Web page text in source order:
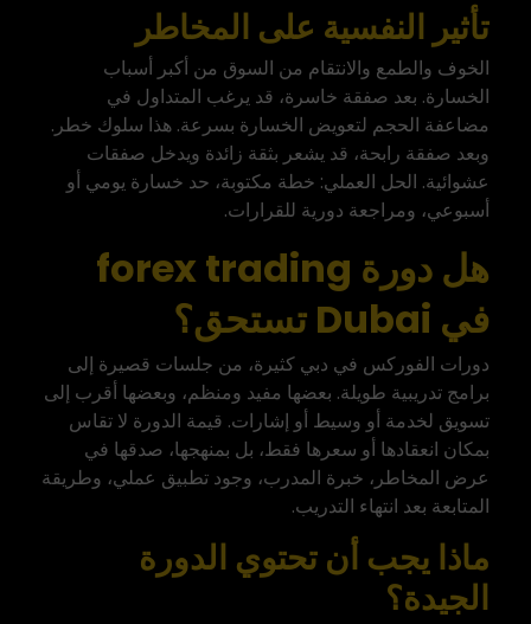
تأثير النفسية على المخاطر
الخوف والطمع والانتقام من السوق من أكبر أسباب
الخسارة. بعد صفقة خاسرة، قد يرغب المتداول في
مضاعفة الحجم لتعويض الخسارة بسرعة. هذا سلوك خطر.
وبعد صفقة رابحة، قد يشعر بثقة زائدة ويدخل صفقات
عشوائية. الحل العملي: خطة مكتوبة، حد خسارة يومي أو
أسبوعي، ومراجعة دورية للقرارات.
هل دورة forex trading
في Dubai تستحق؟
دورات الفوركس في دبي كثيرة، من جلسات قصيرة إلى
برامج تدريبية طويلة. بعضها مفيد ومنظم، وبعضها أقرب إلى
تسويق لخدمة أو وسيط أو إشارات. قيمة الدورة لا تقاس
بمكان انعقادها أو سعرها فقط، بل بمنهجها، صدقها في
عرض المخاطر، خبرة المدرب، وجود تطبيق عملي، وطريقة
المتابعة بعد انتهاء التدريب.
ماذا يجب أن تحتوي الدورة
الجيدة؟